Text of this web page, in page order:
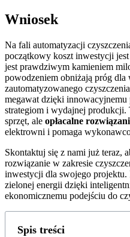
Wniosek
Na fali automatyzacji
początkowy koszt inwestycji
jest prawdziwym kamieniem
powodzeniem obniżają próg dla
zautomatyzowanego
megawat dzięki
strategiom i wydajnej
sprzęt, ale opłacalne
elektrowni i pomaga
Skontaktuj się z nami już teraz,
rozwiązanie w zakresie
inwestycji dla swojego projektu.
zielonej energii dzięki
ekonomicznemu podejściu do
Spis treści